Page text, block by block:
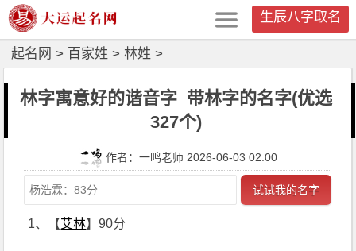
生辰八字取名
起名网 > 百家姓 >林姓 >
林字寓意好的谐音字_带林字的名字(优选
327个)
作者：一鸣老师 2026-06-03 02:00
试试我的名字
1、【艾林】90分